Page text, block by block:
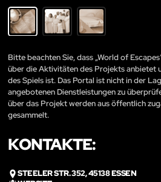
Bitte beachten Sie, dass „World of
über die Aktivitäten des Projekts anbietet
des Spiels ist. Das Portal ist nicht in der
angebotenen Dienstleistungen zu
über das Projekt werden aus öffentlich
gesammelt.
KONTAKTE:
STEELER STR. 352, 45138 ESSEN